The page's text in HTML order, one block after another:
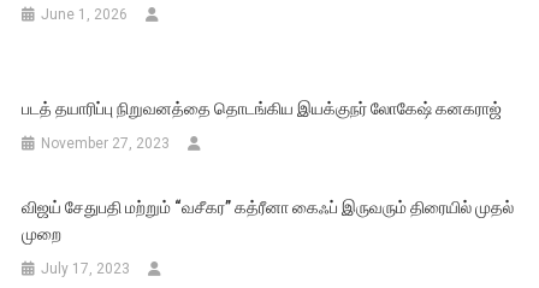
June 1, 2026
படத் தயாரிப்பு நிறுவனத்தை தொடங்கிய இயக்குநர் லோகேஷ் கனகராஜ்
November 27, 2023
விஜய் சேதுபதி மற்றும் “வசீகர” கத்ரீனா கைஃப் இருவரும் திரையில் முதல்
முறை
July 17, 2023